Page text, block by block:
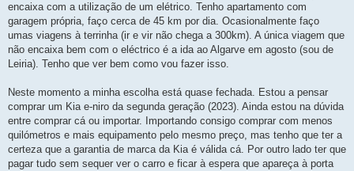
encaixa com a utilização de um elétrico. Tenho apartamento com
garagem própria, faço cerca de 45 km por dia. Ocasionalmente faço
umas viagens à terrinha (ir e vir não chega a 300km). A única viagem que
não encaixa bem com o eléctrico é a ida ao Algarve em agosto (sou de
Leiria). Tenho que ver bem como vou fazer isso.
Neste momento a minha escolha está quase fechada. Estou a pensar
comprar um Kia e-niro da segunda geração (2023). Ainda estou na dúvida
entre comprar cá ou importar. Importando consigo comprar com menos
quilómetros e mais equipamento pelo mesmo preço, mas tenho que ter a
certeza que a garantia de marca da Kia é válida cá. Por outro lado ter que
pagar tudo sem sequer ver o carro e ficar à espera que apareça à porta